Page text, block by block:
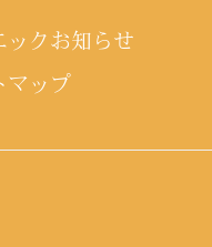
ックお知らせ
マップ